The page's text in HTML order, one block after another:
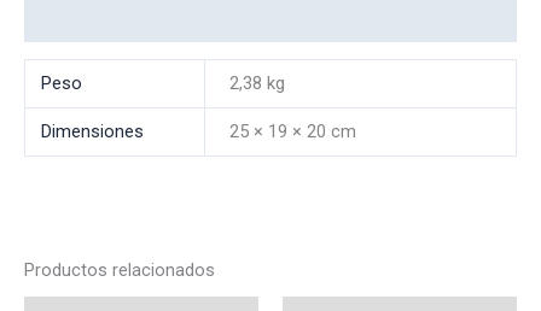
Peso 2,38 kg
Dimensiones 25 × 19 × 20 cm
Productos relacionados